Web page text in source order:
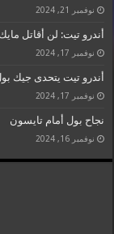
نوفمبر 21, 2024
أندرو تيت: لن أقاتل
نوفمبر 17, 2024
أندرو تيت يتحدى جيك
نوفمبر 17, 2024
نجاح بول أمام تايسون
نوفمبر 16, 2024